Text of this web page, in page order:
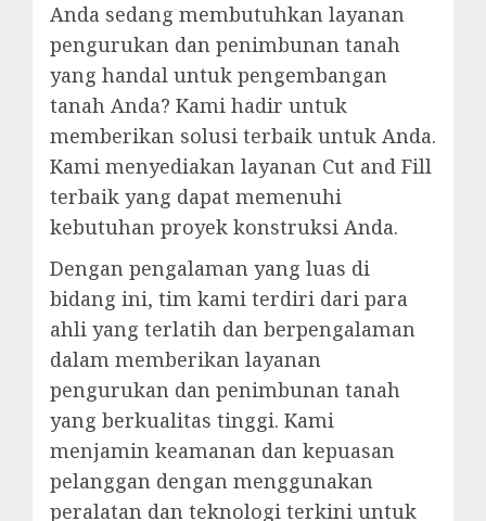
Anda sedang membutuhkan layanan
pengurukan dan penimbunan tanah
yang handal untuk pengembangan
tanah Anda? Kami hadir untuk
memberikan solusi terbaik untuk Anda.
Kami menyediakan layanan Cut and Fill
terbaik yang dapat memenuhi
kebutuhan proyek konstruksi Anda.
Dengan pengalaman yang luas di
bidang ini, tim kami terdiri dari para
ahli yang terlatih dan berpengalaman
dalam memberikan layanan
pengurukan dan penimbunan tanah
yang berkualitas tinggi. Kami
menjamin keamanan dan kepuasan
pelanggan dengan menggunakan
peralatan dan teknologi terkini untuk